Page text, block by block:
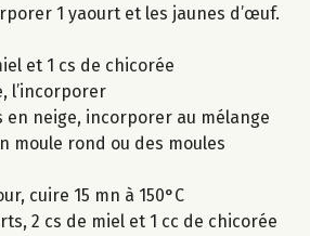
1 yaourt et les jaunes d’œuf.
et 1 cs de chicorée
l’incorporer
en neige, incorporer au mélange
moule rond ou des moules
cuire 15 mn à 150°C
2 cs de miel et 1 cc de chicorée